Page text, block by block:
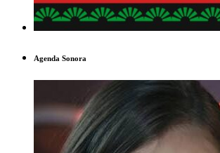
Agenda Sonora